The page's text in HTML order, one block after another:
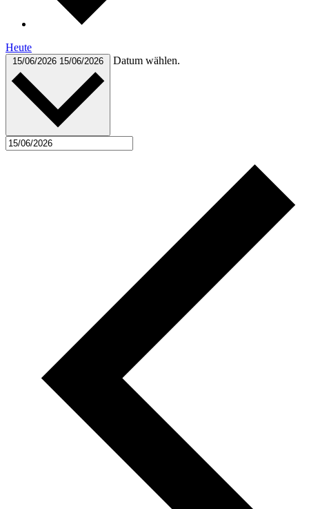
Heute
15/06/2026 15/06/2026 Datum wählen.